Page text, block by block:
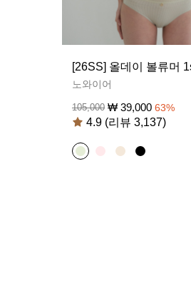
[26SS] 올데이 볼류머
노와이어
105,000 ₩ 39,000 63%
4.9 (리뷰 3,137)